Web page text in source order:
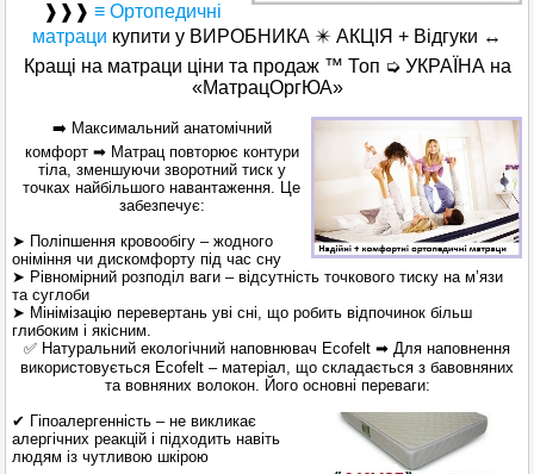
❱❱❱ ≡ Ортопедичні
матраци купити у ВИРОБНИКА ✴️ АКЦІЯ + Відгуки ↔
Кращі на матраци ціни та продаж ™ Топ ➭ УКРАЇНА на
«МатрацОргЮА»
➡️ Максимальний анатомічний
комфорт ➡ Матрац повторює контури
тіла, зменшуючи зворотний тиск у
точках найбільшого навантаження. Це
забезпечує:
➤ Поліпшення кровообігу – жодного
оніміння чи дискомфорту під час сну
➤ Рівномірний розподіл ваги – відсутність точкового тиску на м’язи
та суглоби
➤ Мінімізацію перевертань уві сні, що робить відпочинок більш
глибоким і якісним.
✅ Натуральний екологічний наповнювач Ecofelt ➡ Для наповнення
використовується Ecofelt – матеріал, що складається з бавовняних
та вовняних волокон. Його основні переваги:
✔ Гіпоалергенність – не викликає
алергічних реакцій і підходить навіть
людям із чутливою шкірою